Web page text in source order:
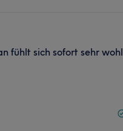
fühlt sich sofort sehr wohl